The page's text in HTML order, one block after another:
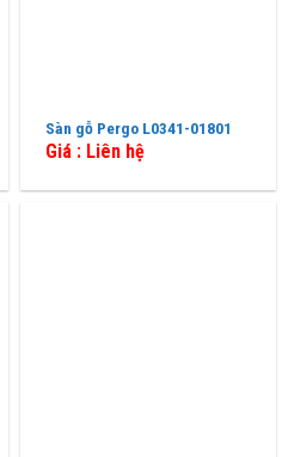
Sàn gỗ Pergo L0341-01801
Giá : Liên hệ